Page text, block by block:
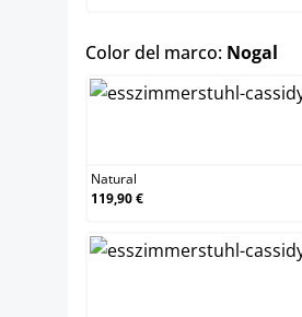
Color del marco: Nogal
Natural
119,90 €